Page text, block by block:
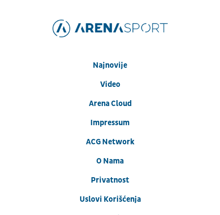
Najnovije
Video
Arena Cloud
Impressum
ACG Network
O Nama
Privatnost
Uslovi Korišćenja